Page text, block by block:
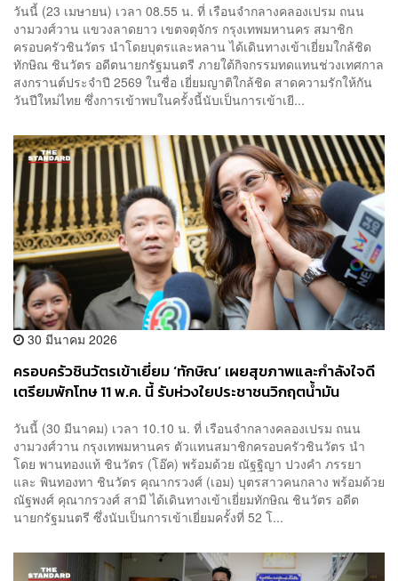
วันนี้ (23 เมษายน) เวลา 08.55 น. ที่ เรือนจำกลางคลองเปรม ถนน
งามวงศ์วาน แขวงลาดยาว เขตจตุจักร กรุงเทพมหานคร สมาชิก
ครอบครัวชินวัตร นำโดยบุตรและหลาน ได้เดินทางเข้าเยี่ยมใกล้ชิด
ทักษิณ ชินวัตร อดีตนายกรัฐมนตรี ภายใต้กิจกรรมทดแทนช่วงเทศกาล
สงกรานต์ประจำปี 2569 ในชื่อ เยี่ยมญาติใกล้ชิด สาดความรักให้กัน
วันปีใหม่ไทย ซึ่งการเข้าพบในครั้งนี้นับเป็นการเข้าเยี...
30 มีนาคม 2026
ครอบครัวชินวัตรเข้าเยี่ยม ‘ทักษิณ’ เผยสุขภาพและกำลังใจดี
เตรียมพักโทษ 11 พ.ค. นี้ รับห่วงใยประชาชนวิกฤตน้ำมัน
​วันนี้ (30 มีนาคม) เวลา 10.10 น. ที่ เรือนจำกลางคลองเปรม ถนน
งามวงศ์วาน กรุงเทพมหานคร ตัวแทนสมาชิกครอบครัวชินวัตร นำ
โดย พานทองแท้ ชินวัตร (โอ๊ค) พร้อมด้วย ณัฐฐิญา ปวงคำ ภรรยา
และ พินทองทา ชินวัตร คุณากรวงศ์ (เอม) บุตรสาวคนกลาง พร้อมด้วย
ณัฐพงศ์ คุณากรวงศ์ สามี ได้เดินทางเข้าเยี่ยมทักษิณ ชินวัตร อดีต
นายกรัฐมนตรี ซึ่งนับเป็นการเข้าเยี่ยมครั้งที่ 52 โ...